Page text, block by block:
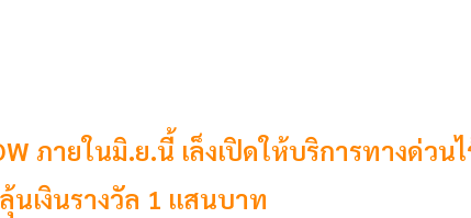
ภายในมิ.ย.นี้ เล็งเปิดให้บริการทางด่วน
นเงินรางวัล 1 แสนบาท